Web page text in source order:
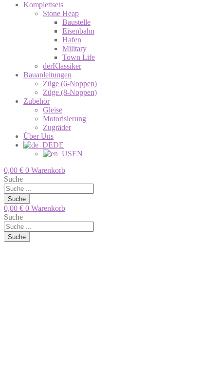
Komplettsets
Stone Heap
Baustelle
Eisenbahn
Hafen
Military
Town Life
derKlassiker
Bauanleitungen
Züge (6-Noppen)
Züge (8-Noppen)
Zubehör
Gleise
Motorisierung
Zugräder
Über Uns
DE
EN
0,00 € 0 Warenkorb
Suche
Suche
0,00 € 0 Warenkorb
Suche
Suche